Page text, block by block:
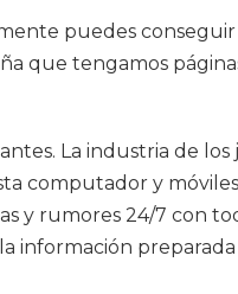
puedes
que tengamos
La industria de
computador y
rumores 24/7 con
información preparada